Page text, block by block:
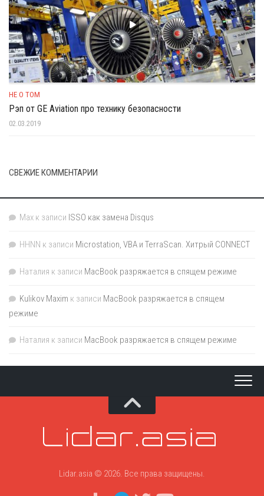
НЕ О ТОМ
Рэп от GE Aviation про технику безопасности
02.03.2019
СВЕЖИЕ КОММЕНТАРИИ
Max к записи ISSO как замена Disqus
HHNN к записи Microstation, VBA и TerraScan. Хитрый CONNECT
Наталия к записи MacBook разряжается в спящем режиме
Kulikov Maxim к записи MacBook разряжается в спящем
режиме
Наталия к записи MacBook разряжается в спящем режиме
Lidar.asia © 2026. Все права защищены.